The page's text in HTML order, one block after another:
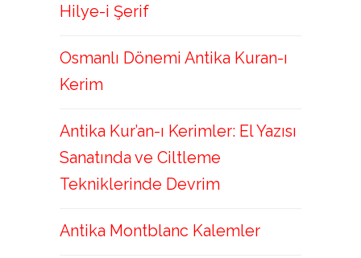
Hilye-i Şerif
Osmanlı Dönemi Antika Kuran-ı
Kerim
Antika Kur’an-ı Kerimler: El Yazısı
Sanatında ve Ciltleme
Tekniklerinde Devrim
Antika Montblanc Kalemler